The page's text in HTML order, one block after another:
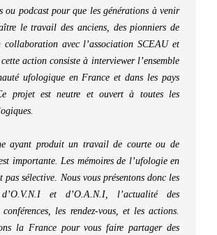
ou podcast pour que les générations à venir
le travail des anciens, des pionniers de
collaboration avec l’association SCEAU et
action consiste à interviewer l’ensemble
ufologique en France et dans les pays
projet est neutre et ouvert à toutes les
ayant produit un travail de courte ou de
importante. Les mémoires de l’ufologie en
pas sélective. Nous vous présentons donc les
d’O.V.N.I et d’O.A.N.I, l’actualité des
les rendez-vous, et les actions.
la France pour vous faire partager des